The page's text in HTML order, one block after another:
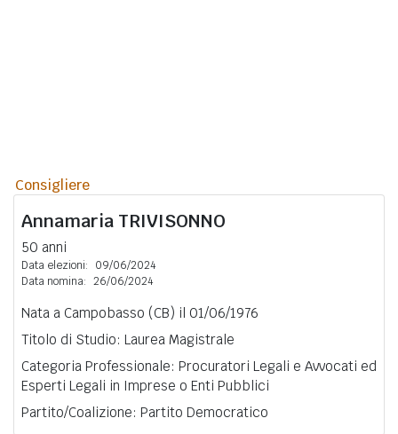
Consigliere
Annamaria TRIVISONNO
50 anni
Data elezioni:
09/06/2024
Data nomina: 26/06/2024
Nata a Campobasso (CB) il 01/06/1976
Titolo di Studio: Laurea Magistrale
Categoria Professionale: Procuratori Legali e Avvocati ed
Esperti Legali in Imprese o Enti Pubblici
Partito/Coalizione: Partito Democratico